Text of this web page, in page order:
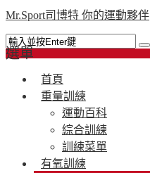
Mr.Sport司博特 你的運動夥伴
選單
首頁
重量訓練
運動百科
綜合訓練
訓練菜單
有氧訓練